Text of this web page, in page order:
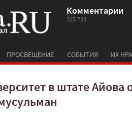
Комментарии
125 728
ПРОСВЕЩЕНИЕ СОБЫТИЯ ИХ
в штате Айова